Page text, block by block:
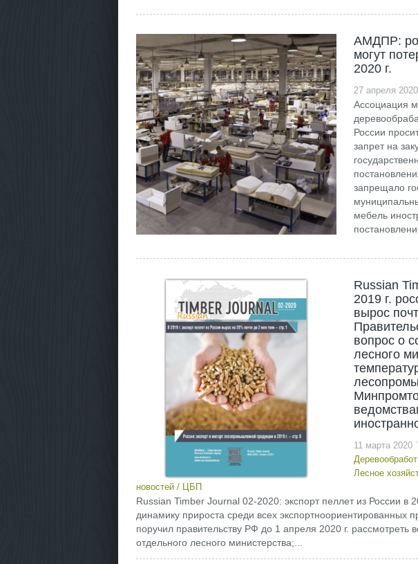
АМДПР:
могут
2020 г.
27 апреля
Ассоциация
России
запрет на
запрещало
мебель
Russian
2019 г.
вырос
вопрос о
лесного
11 марта 2020
Лесное
новостей/ ЦБП
Russian Timber Journal 02-2020: экспорт пеллет из России в
динамику прироста среди всех экспортноориентированных
поручил правительству РФ до 1 апреля 2020 г. рассмотреть
отдельного лесного министерства;...